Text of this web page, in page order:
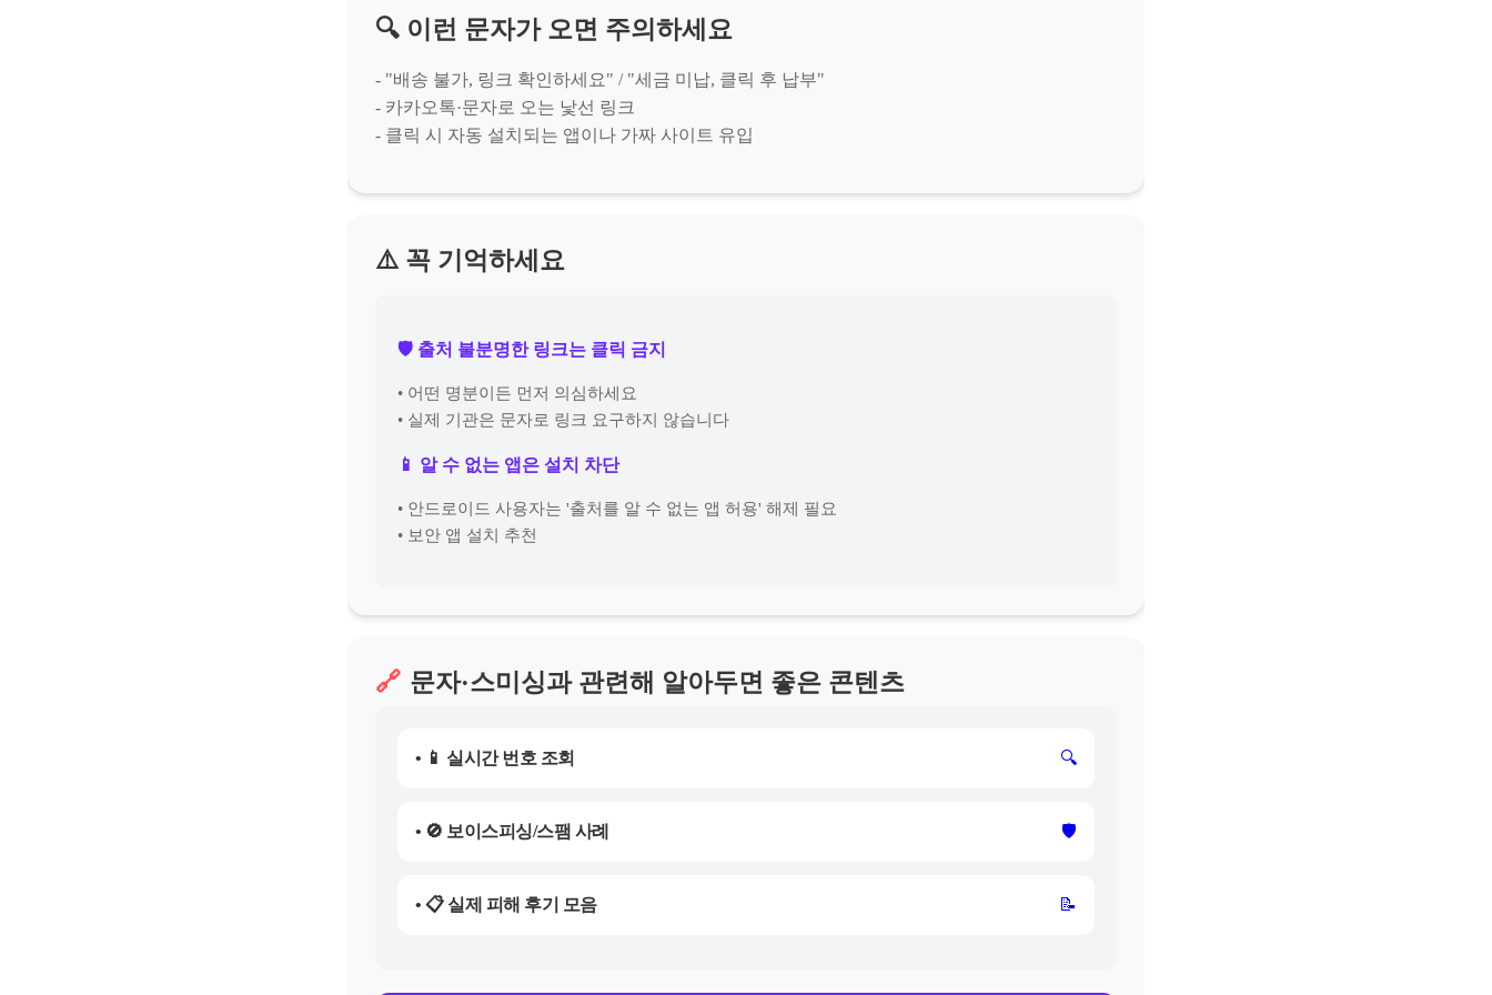
🔍 이런 문자가 오면 주의하세요
- "배송 불가, 링크 확인하세요" / "세금 미납, 클릭 후 납부"
- 카카오톡·문자로 오는 낯선 링크
- 클릭 시 자동 설치되는 앱이나 가짜 사이트 유입
⚠️ 꼭 기억하세요
🛡 출처 불분명한 링크는 클릭 금지
• 어떤 명분이든 먼저 의심하세요
• 실제 기관은 문자로 링크 요구하지 않습니다
📱 알 수 없는 앱은 설치 차단
• 안드로이드 사용자는 '출처를 알 수 없는 앱 허용' 해제 필요
• 보안 앱 설치 추천
🔗 문자·스미싱과 관련해 알아두면 좋은 콘텐츠
• 📱 실시간 번호 조회 🔍
• 🚫 보이스피싱/스팸 사례 🛡
• 📋 실제 피해 후기 모음 📝